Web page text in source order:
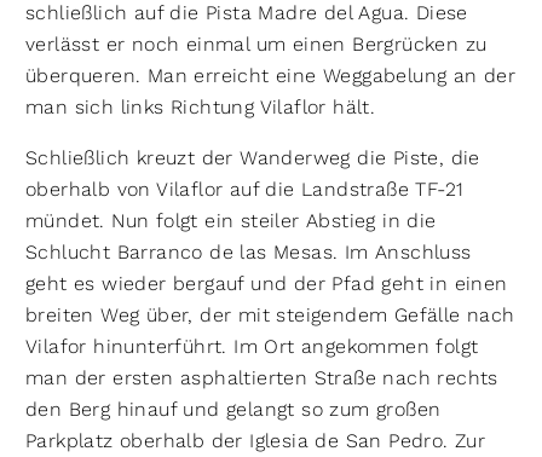
schließlich auf die Pista Madre del Agua. Diese
verlässt er noch einmal um einen Bergrücken zu
überqueren. Man erreicht eine Weggabelung an der
man sich links Richtung Vilaflor hält.
Schließlich kreuzt der Wanderweg die Piste, die
oberhalb von Vilaflor auf die Landstraße TF-21
mündet. Nun folgt ein steiler Abstieg in die
Schlucht Barranco de las Mesas. Im Anschluss
geht es wieder bergauf und der Pfad geht in einen
breiten Weg über, der mit steigendem Gefälle nach
Vilafor hinunterführt. Im Ort angekommen folgt
man der ersten asphaltierten Straße nach rechts
den Berg hinauf und gelangt so zum großen
Parkplatz oberhalb der Iglesia de San Pedro. Zur